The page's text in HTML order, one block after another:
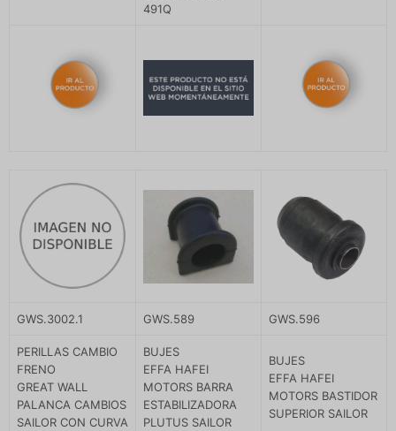
491Q
GWS.3002.1 GWS.589 GWS.596
PERILLAS CAMBIO
FRENO
GREAT WALL
PALANCA CAMBIOS
SAILOR CON CURVA
BUJES
EFFA HAFEI
MOTORS BARRA
ESTABILIZADORA
PLUTUS SAILOR
BUJES
EFFA HAFEI
MOTORS BASTIDOR
SUPERIOR SAILOR